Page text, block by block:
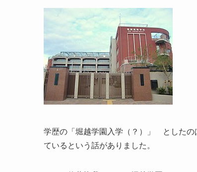
学歴の「堀越学園入学（？）」 としたの
ているという話がありました。